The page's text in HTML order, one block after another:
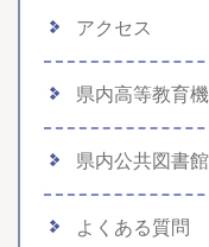
アクセス
県内高等教育
県内公共図書
よくある質問